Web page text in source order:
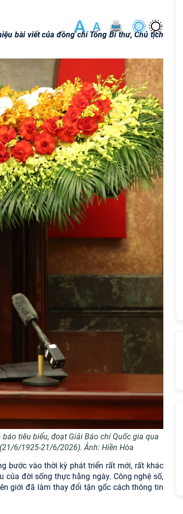
bài viết của đồng chí Tổng Bí thư, Chủ tịch
tiêu biểu, đoạt Giải Báo chí Quốc gia qua
6/1925-21/6/2026). Ảnh: Hiền Hòa
bước vào thời kỳ phát triển rất mới, rất khác
đời sống thực hằng ngày. Công nghệ số,
giới đã làm thay đổi tận gốc cách thông tin